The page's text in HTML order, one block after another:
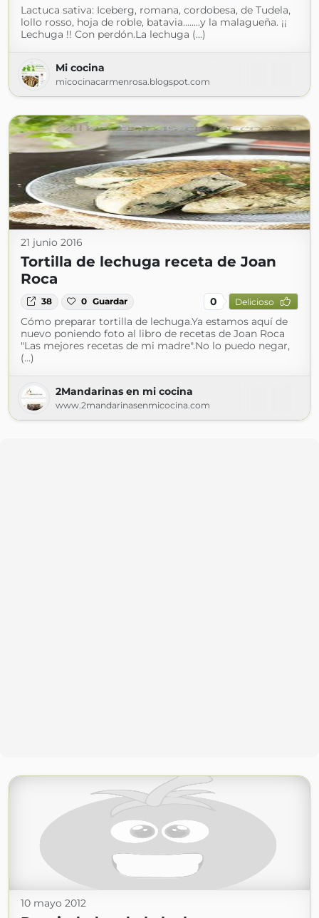
Lactuca sativa: Iceberg, romana, cordobesa, de Tudela,
lollo rosso, hoja de roble, batavia........y la malagueña. ¡¡
Lechuga !! Con perdón.La lechuga (...)
Mi cocina
micocinacarmenrosa.blogspot.com
21 junio 2016
Tortilla de lechuga receta de Joan
Roca
38 0 Guardar 0 Delicioso
Cómo preparar tortilla de lechuga.Ya estamos aquí de
nuevo poniendo foto al libro de recetas de Joan Roca
"Las mejores recetas de mi madre".No lo puedo negar,
(...)
2Mandarinas en mi cocina
www.2mandarinasenmicocina.com
10 mayo 2012